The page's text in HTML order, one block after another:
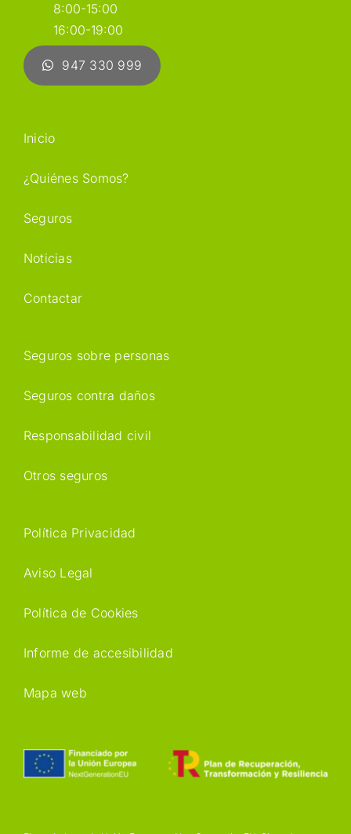
8:00-15:00
16:00-19:00
947 330 999
Inicio
¿Quiénes Somos?
Seguros
Noticias
Contactar
Seguros sobre personas
Seguros contra daños
Responsabilidad civil
Otros seguros
Política Privacidad
Aviso Legal
Política de Cookies
Informe de accesibilidad
Mapa web